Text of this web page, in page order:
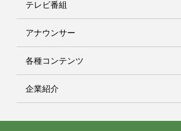
テレビ番組
アナウンサー
各種コンテンツ
企業紹介